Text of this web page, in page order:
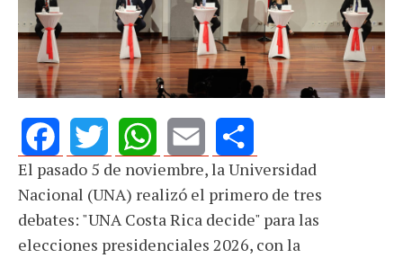
FacebookTwitterWhatsApp
Email Share
El pasado 5 de noviembre, la Universidad
Nacional (UNA) realizó el primero de tres
debates: "UNA Costa Rica decide" para las
elecciones presidenciales 2026, con la